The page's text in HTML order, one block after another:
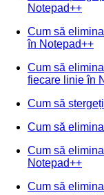
Notepad++
Cum să
în Notepad++
Cum să
fiecare linie în
Cum să
Cum să
Cum să
Notepad++
Cum să